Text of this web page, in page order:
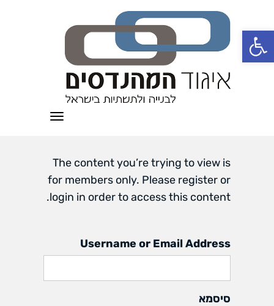
פתח סרגל נגישות
תפריט
The content you’re trying to view is
for members only. Please register or
login in order to access this content.
Username or Email Address
סיסמא